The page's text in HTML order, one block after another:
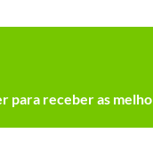
para receber as